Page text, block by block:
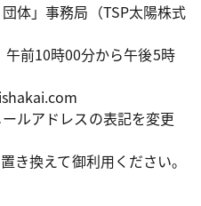
体」事務局（TSP太陽株式
午前10時00分から午後5時
ルアドレスの表記を変更
き換えて御利用ください。